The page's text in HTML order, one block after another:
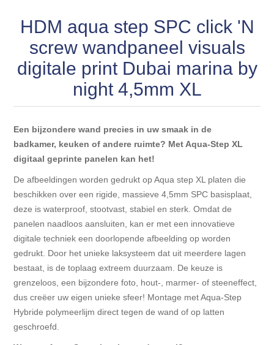
Blokhut opbouwservice
Gevelbekleding NORDHIIL® fijn diep zwart hout voor
prachtige gevels!
Gevelbekleding Fazawood
Gevelbekleding Woodritch
Gevelbekleding sioo:x & radiata-pine vulcan concept
SK Stemid kunststoffen
Gevelbekleding HDM outdoor ® weersbestendige
massief click 'N screw gevelpanelen
Toebehoren voor gevelbekleding
houtlamelparket
Ondervloeren/toebehoren voor laminaat & lamel en
fineerparket
Ondervloeren/toebehoren voor SPC vinyl vloeren
Vloeren legservice door professionals
Luxe massief houten wandbekleding
Lijstwerk & Profielen en toebehoren
HDM aqua step SPC click 'N
screw wandpaneel visuals
digitale print Dubai marina by
night 4,5mm XL
Een bijzondere wand precies in uw smaak in de
badkamer, keuken of andere ruimte? Met Aqua-Step XL
digitaal geprinte panelen kan het!
De afbeeldingen worden gedrukt op Aqua step XL platen die
beschikken over een rigide, massieve 4,5mm SPC basisplaat,
deze is waterproof, stootvast, stabiel en sterk. Omdat de
panelen naadloos aansluiten, kan er met een innovatieve
digitale techniek een doorlopende afbeelding op worden
gedrukt. Door het unieke laksysteem dat uit meerdere lagen
bestaat, is de toplaag extreem duurzaam. De keuze is
grenzeloos, een bijzondere foto, hout-, marmer- of steeneffect,
dus creëer uw eigen unieke sfeer! Montage met Aqua-Step
Hybride polymeerlijm direct tegen de wand of op latten
geschroefd.